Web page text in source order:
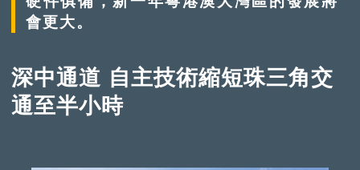
會更大。
深中通道 自主技術縮短珠三角交
通至半小時